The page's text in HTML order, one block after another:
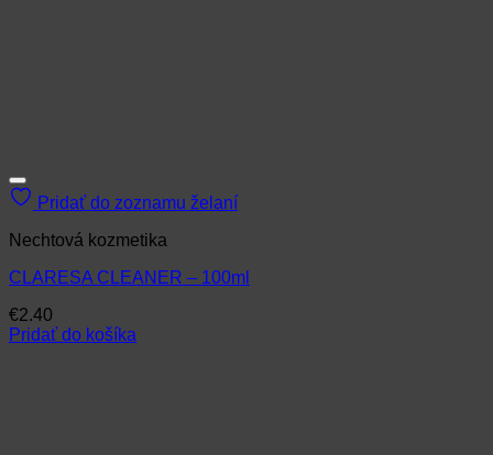
Pridať do zoznamu želaní
Nechtová kozmetika
CLARESA CLEANER – 100ml
€2.40
Pridať do košíka